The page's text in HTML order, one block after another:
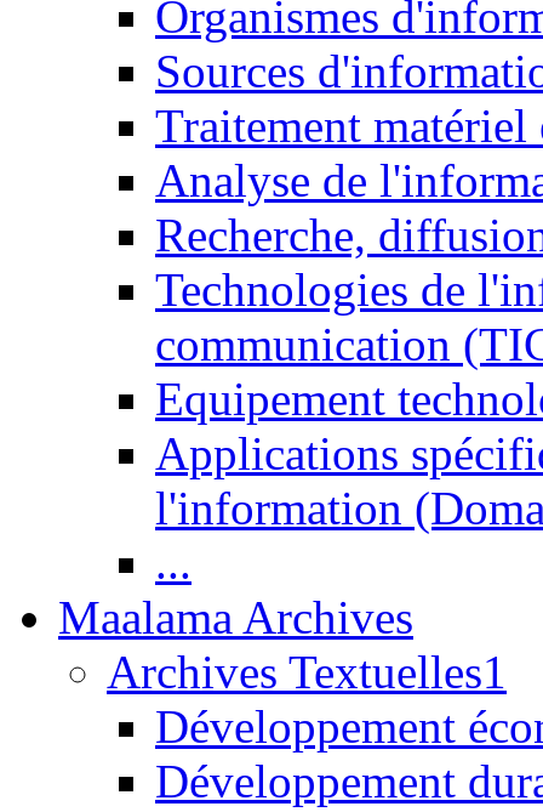
Organismes
Sources
Traitement matériel
Analyse de
Recherche,
Technologies de
communication
Equipement
Applications
l'information
...
Maalama Archives
Archives Textuelles1
Développement
Développement